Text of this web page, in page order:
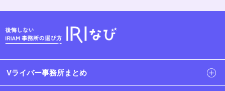
Vライバー事務所まとめ